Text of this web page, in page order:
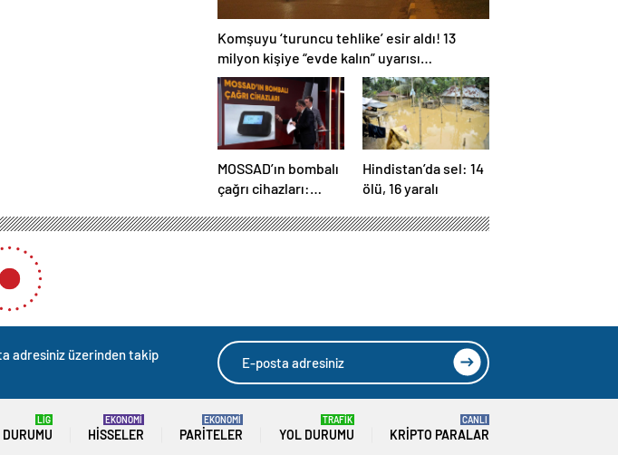
Komşuyu ‘turuncu tehlike’ esir aldı! 13
milyon kişiye “evde kalın” uyarısı…
MOSSAD’ın bombalı
çağrı cihazları:
suikastını MİT
Hindistan’da sel: 14
ölü, 16 yaralı
adresiniz üzerinden takip
LİG
HISSELER
EKONOMİ
PARITELER
EKONOMİ
YOL DURUMU
TRAFİK
KRIPTO PARALAR
CANLI